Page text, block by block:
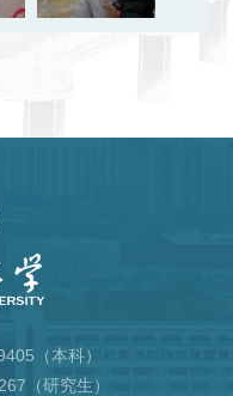
（本科）
（研究生）